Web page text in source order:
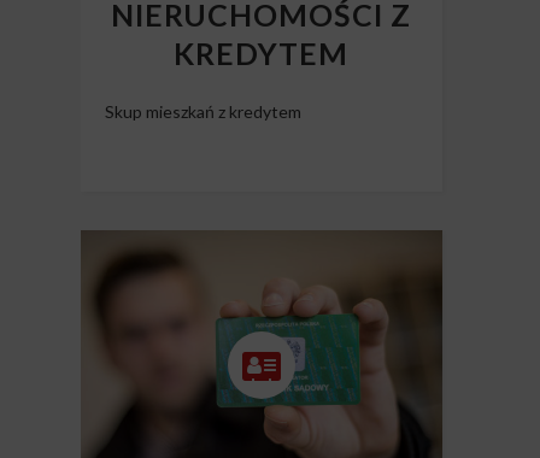
NIERUCHOMOŚCI Z
KREDYTEM
Skup mieszkań z kredytem